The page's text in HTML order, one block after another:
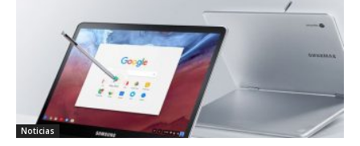
Noticias